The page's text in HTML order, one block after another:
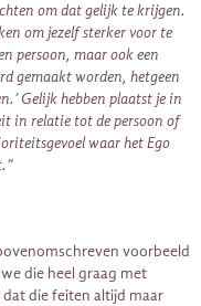
om dat gelijk te krijgen.
om jezelf sterker voor te
persoon, maar ook een
gemaakt worden, hetgeen
Gelijk hebben plaatst je in
in relatie tot de persoon of
waar het Ego
voorbeeld
die heel graag met
die feiten altijd maar